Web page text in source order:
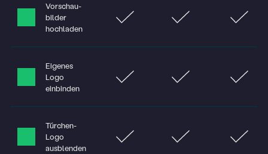
Darum Türchen
Preise
Funktionen
Über uns
Blog
Vorschau­
bilder
hoch­laden
Eigenes
Logo
einbinden
Türchen-
Logo
ausblenden